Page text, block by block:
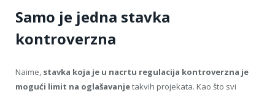
Samo je jedna stavka
kontroverzna
Naime, stavka koja je u nacrtu regulacija kontroverzna je
mogući limit na oglašavanjetakvih projekata. Kao što svi